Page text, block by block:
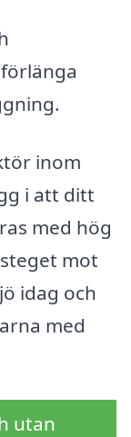
inom
i att ditt
med hög
mot
idag och
med
utan